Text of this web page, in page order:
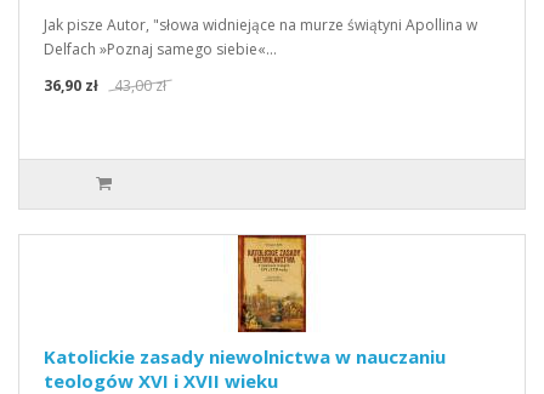
Jak pisze Autor, "słowa widniejące na murze świątyni Apollina w
Delfach »Poznaj samego siebie«…
36,90 zł
43,00 zł
Katolickie zasady niewolnictwa w nauczaniu
teologów XVI i XVII wieku